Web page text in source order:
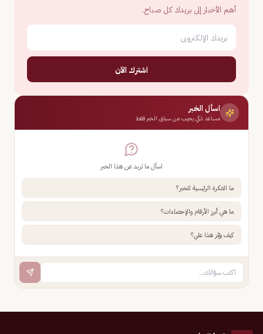
أهم الأخبار إلى بريدك كل صباح.
اشترك الآن
اسأل الخبر
مساعد ذكي يجيب من سياق الخبر فقط
اسأل ما تريد عن هذا الخبر
ما الفكرة الرئيسية للخبر؟
ما هي أبرز الأرقام والإحصاءات؟
كيف يؤثر هذا علي؟